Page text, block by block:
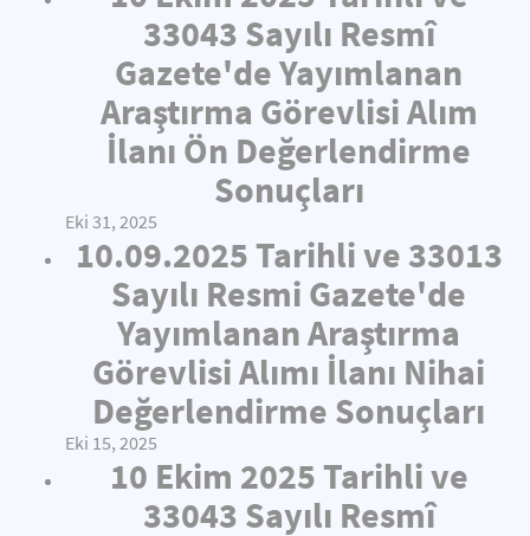
33043 Sayılı Resmî
Gazete'de Yayımlanan
Araştırma Görevlisi Alım
İlanı Ön Değerlendirme
Sonuçları
Eki 31, 2025
10.09.2025 Tarihli ve 33013
Sayılı Resmi Gazete'de
Yayımlanan Araştırma
Görevlisi Alımı İlanı Nihai
Değerlendirme Sonuçları
Eki 15, 2025
10 Ekim 2025 Tarihli ve
33043 Sayılı Resmî